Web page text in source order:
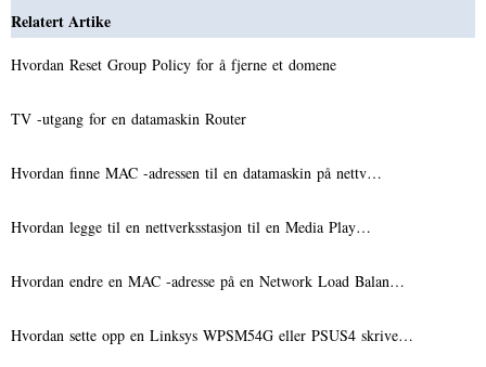
Relatert Artike
Hvordan Reset Group Policy for å fjerne et domene
TV -utgang for en datamaskin Router
Hvordan finne MAC -adressen til en datamaskin på nettv…
Hvordan legge til en nettverksstasjon til en Media Play…
Hvordan endre en MAC -adresse på en Network Load Balan…
Hvordan sette opp en Linksys WPSM54G eller PSUS4 skrive…